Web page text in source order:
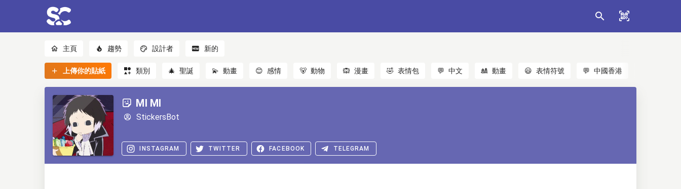
主頁 趨勢 設計者 新的
上傳你的貼紙 類別 🎄 聖誕 💫 動畫 😊 感情 🐻 動物 🙉 漫畫 🤣 表情包 💬 中文 🎎 動畫 😃 表情符號 💬 中國香港
MI MI
StickersBot
INSTAGRAM TWITTER FACEBOOK TELEGRAM